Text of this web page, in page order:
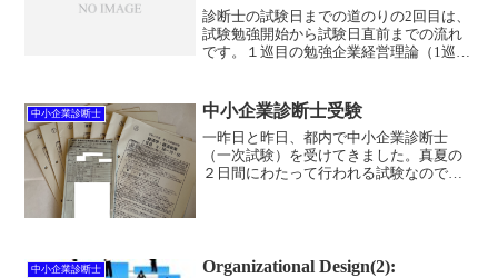
診断士の試験日までの道のりの2回目は、
試験勉強開始から試験日直前までの流れ
です。１巡目の勉強企業経営理論（1巡
に選んだ科目は「企業経営理論」でし
た。企業経営理論の...
中小企業診断士 中小企業診断士受験
一昨日と昨日、都内で中小企業診断士
（一次試験）を受けてきました。真夏の
２日間にわたって行われる試験なので、
中小企業診断士
Organizational Design(2):